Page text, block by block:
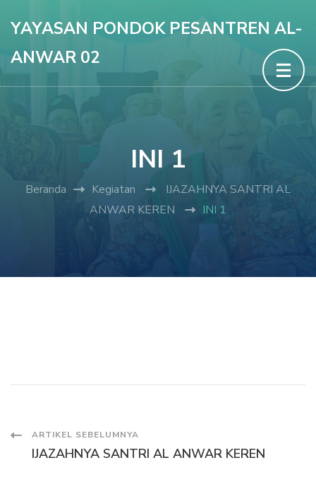
konten
YAYASAN PONDOK PESANTREN AL-
ANWAR 02
INI 1
Beranda Kegiatan
IJAZAHNYA SANTRI AL
ANWAR KEREN
INI 1
Navigasi
ARTIKEL SEBELUMNYA
IJAZAHNYA SANTRI AL ANWAR KEREN